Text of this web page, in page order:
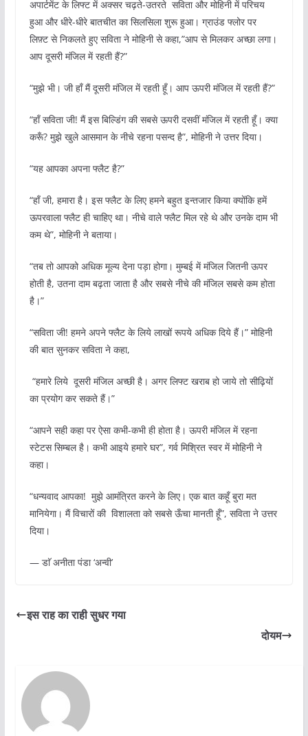
अपार्टमेंट के लिफ्ट में अक्सर चढ़ते-उतरते सविता और मोहिनी में परिचय
हुआ और धीरे-धीरे बातचीत का सिलसिला शुरू हुआ। ग्राउंड फ्लोर पर
लिफ़्ट से निकलते हुए सविता ने मोहिनी से कहा,”आप से मिलकर अच्छा लगा।
आप दूसरी मंजिल में रहती हैं?”
“मुझे भी। जी हाँ मैं दूसरी मंजिल में रहती हूँ। आप ऊपरी मंजिल में रहती हैं?”
“हाँ सविता जी! मैं इस बिल्डिंग की सबसे ऊपरी दसवीं मंजिल में रहती हूँ। क्या
करूँ? मुझे खुले आसमान के नीचे रहना पसन्द है”, मोहिनी ने उत्तर दिया।
“यह आपका अपना फ्लैट है?”
“हाँ जी, हमारा है। इस फ्लैट के लिए हमने बहुत इन्तजार किया क्योंकि हमें
ऊपरवाला फ्लैट ही चाहिए था। नीचे वाले फ्लैट मिल रहे थे और उनके दाम भी
कम थे”, मोहिनी ने बताया।
“तब तो आपको अधिक मूल्य देना पड़ा होगा। मुम्बई में मंजिल जितनी ऊपर
होती है, उतना दाम बढ़ता जाता है और सबसे नीचे की मंजिल सबसे कम होता
है।”
“सविता जी! हमने अपने फ्लैट के लिये लाखों रूपये अधिक दिये हैं।” मोहिनी
की बात सुनकर सविता ने कहा,
“हमारे लिये दूसरी मंजिल अच्छी है। अगर लिफ्ट खराब हो जाये तो सीढ़ियों
का प्रयोग कर सकते हैं।”
“आपने सही कहा पर ऐसा कभी-कभी ही होता है। ऊपरी मंजिल में रहना
स्टेटस सिम्बल है। कभी आइये हमारे घर”, गर्व मिश्रित स्वर में मोहिनी ने
कहा।
“धन्यवाद आपका! मुझे आमंत्रित करने के लिए। एक बात कहूँ बुरा मत
मानियेगा। मैं विचारों की विशालता को सबसे ऊँचा मानती हूँ”, सविता ने उत्तर
दिया।
— डाॅ अनीता पंडा ‘अन्वी’
इस राह का राही सुधर गया
दोयम